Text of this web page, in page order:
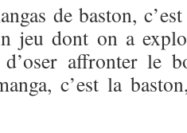
de baston,
jeu dont on a
affronter le
c’est la